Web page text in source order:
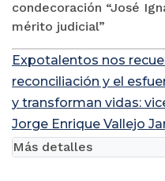
condecoración “José
mérito judicial”
Expotalentos nos
reconciliación y el
y transforman vidas:
Jorge Enrique Vallejo
Más detalles